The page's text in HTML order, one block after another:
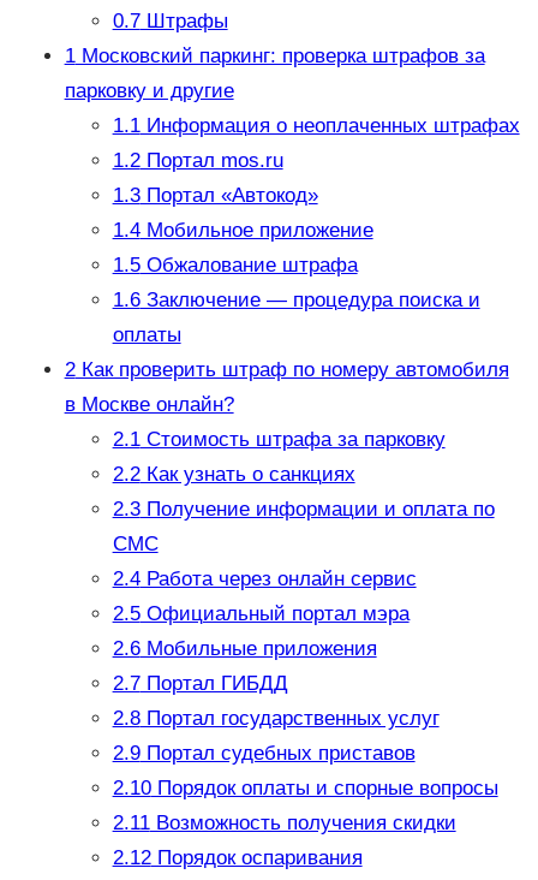
0.7Штрафы
1Московский паркинг: проверка штрафов за
парковку и другие
1.1Информация о неоплаченных штрафах
1.2Портал mos.ru
1.3Портал «Автокод»
1.4Мобильное приложение
1.5Обжалование штрафа
1.6Заключение — процедура поиска и
оплаты
2Как проверить штраф по номеру автомобиля
в Москве онлайн?
2.1Стоимость штрафа за парковку
2.2Как узнать о санкциях
2.3Получение информации и оплата по
СМС
2.4Работа через онлайн сервис
2.5Официальный портал мэра
2.6Мобильные приложения
2.7Портал ГИБДД
2.8Портал государственных услуг
2.9Портал судебных приставов
2.10Порядок оплаты и спорные вопросы
2.11Возможность получения скидки
2.12Порядок оспаривания